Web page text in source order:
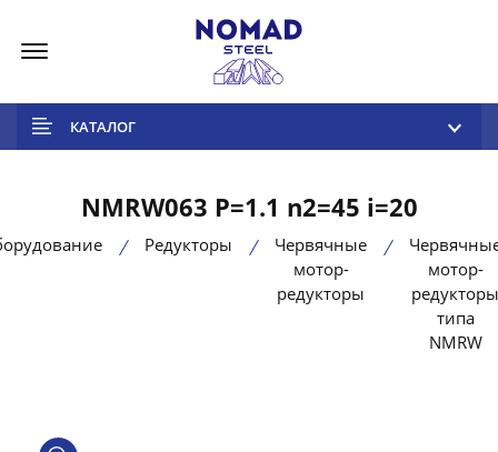
КАТАЛОГ
NMRW063 P=1.1 n2=45 i=20
Редукторы
Червячные
мотор-
редукторы
мотор-
редукторы
типа
NMRW